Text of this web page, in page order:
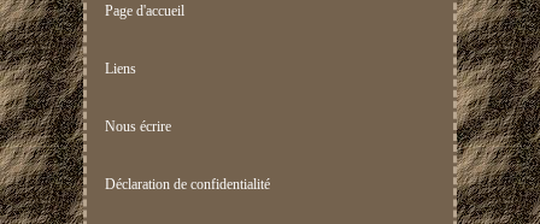
Page d'accueil
Liens
Nous écrire
Déclaration de confidentialité